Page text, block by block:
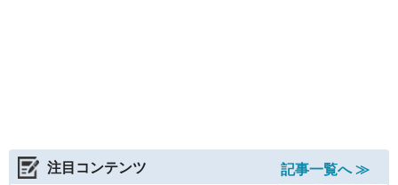
注目コンテンツ
記事一覧へ ≫